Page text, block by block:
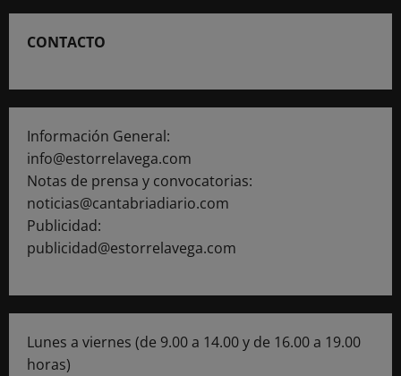
CONTACTO
Información General:
info@estorrelavega.com
Notas de prensa y convocatorias:
noticias@cantabriadiario.com
Publicidad:
publicidad@estorrelavega.com
Lunes a viernes (de 9.00 a 14.00 y de 16.00 a 19.00
horas)